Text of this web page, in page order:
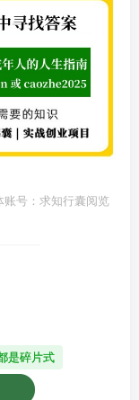
号：求知行囊阅览
是碎片式